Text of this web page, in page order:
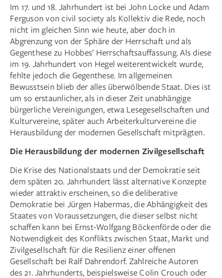
Im 17. und 18. Jahrhundert ist bei John Locke und Adam
Ferguson von civil society als Kollektiv die Rede, noch
nicht im gleichen Sinn wie heute, aber doch in
Abgrenzung von der Sphäre der Herrschaft und als
Gegenthese zu Hobbes’ Herrschaftsauffassung. Als diese
im 19. Jahrhundert von Hegel weiterentwickelt wurde,
fehlte jedoch die Gegenthese. Im allgemeinen
Bewusstsein blieb der alles überwölbende Staat. Dies ist
um so erstaunlicher, als in dieser Zeit unabhängige
bürgerliche Vereinigungen, etwa Lesegesellschaften und
Kulturvereine, später auch Arbeiterkulturvereine die
Herausbildung der modernen Gesellschaft mitprägten.
Die Herausbildung der modernen Zivilgesellschaft
Die Krise des Nationalstaats und der Demokratie seit
dem späten 20. Jahrhundert lässt alternative Konzepte
wieder attraktiv erscheinen, so die deliberative
Demokratie bei Jürgen Habermas, die Abhängigkeit des
Staates von Voraussetzungen, die dieser selbst nicht
schaffen kann bei Ernst-Wolfgang Böckenförde oder die
Notwendigkeit des Konflikts zwischen Staat, Markt und
Zivilgesellschaft für die Resilienz einer offenen
Gesellschaft bei Ralf Dahrendorf. Zahlreiche Autoren
des 21. Jahrhunderts, beispielsweise Colin Crouch oder